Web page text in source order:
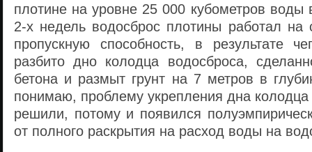
плотине на уровне 25 000 кубометров воды
2-х недель водосброс плотины работал
пропускную способность, в результате
разбито дно колодца водосброса,
бетона и размыт грунт на 7 метров в
понимаю, проблему укрепления дна колодца
решили, потому и появился
от полного раскрытия на расход воды на